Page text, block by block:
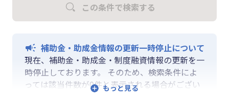
この条件で検索する
補助金・助成金情報の更新一時停止について
現在、補助金・助成金・制度融資情報の更新を一
時停止しております。 そのため、検索条件によ
っては該当件数が0件と表示される場合がござい
ます。 ご迷惑をおかけしますが、更新再開まで